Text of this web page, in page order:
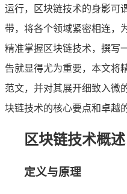
运行，区块链技术的身影可
带，将各个领域紧密相连，
精准掌握区块链技术，撰写
告就显得尤为重要，本文将
范文，并对其展开细致入微
块链技术的核心要点和卓越
区块链技术概述
定义与原理